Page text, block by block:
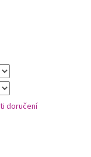
doručení